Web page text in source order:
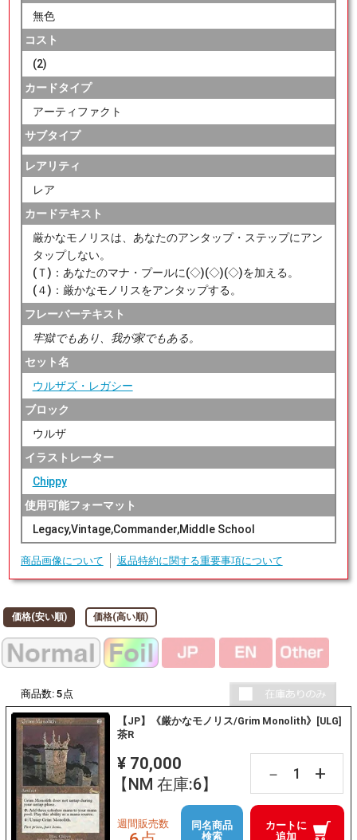
無色
コスト
(2)
カードタイプ
アーティファクト
サブタイプ
レアリティ
レア
カードテキスト
厳かなモノリスは、あなたのアンタップ・ステップにアン
タップしない。
(Ｔ)：あなたのマナ・プールに(◇)(◇)(◇)を加える。
(４)：厳かなモノリスをアンタップする。
フレーバーテキスト
牢獄でもあり、我が家でもある。
セット名
ウルザズ・レガシー
ブロック
ウルザ
イラストレーター
Chippy
使用可能フォーマット
Legacy,Vintage,Commander,Middle School
商品画像について 返品特約に関する重要事項について
価格(安い順) 価格(高い順)
商品数: 5 点
【JP】《厳かなモノリス/Grim Monolith》[ULG]
茶R
¥ 70,000
【NM 在庫:6】
－ +
カートに
追加
週間販売数
同名商品
検索